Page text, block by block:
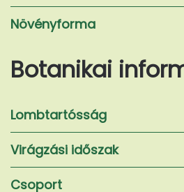
Növényforma
Botanikai
Lombtartósság
Virágzási időszak
Csoport